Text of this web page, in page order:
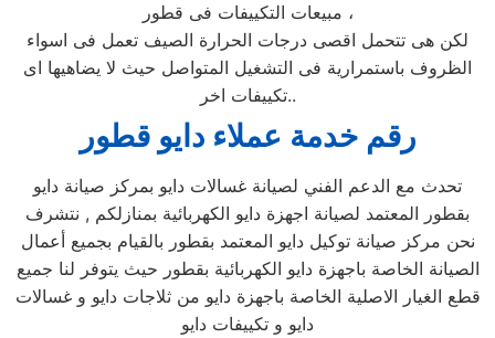
مبيعات التكييفات فى قطور ،
لكن هى تتحمل اقصى درجات الحرارة الصيف تعمل فى اسواء
الظروف باستمرارية فى التشغيل المتواصل حيث لا يضاهيها اى
تكييفات اخر..
رقم خدمة عملاء دايو قطور
تحدث مع الدعم الفني لصيانة غسالات دايو بمركز صيانة دايو
بقطور المعتمد لصيانة اجهزة دايو الكهربائية بمنازلكم , نتشرف
نحن مركز صيانة توكيل دايو المعتمد بقطور بالقيام بجميع أعمال
الصيانة الخاصة باجهزة دايو الكهربائية بقطور حيث يتوفر لنا جميع
قطع الغيار الاصلية الخاصة باجهزة دايو من ثلاجات دايو و غسالات
دايو و تكييفات دايو